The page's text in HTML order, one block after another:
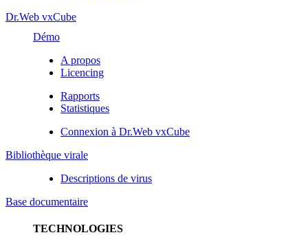
Dr.Web vxCube
Démo
A propos
Licencing
Rapports
Statistiques
Connexion à Dr.Web vxCube
Bibliothèque virale
Descriptions de virus
Base documentaire
TECHNOLOGIES